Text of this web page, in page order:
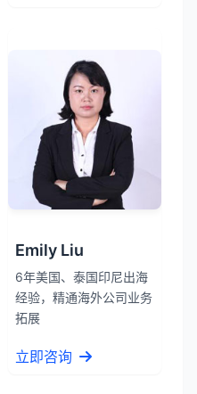
Emily Liu
6年美国、泰国印尼出海
经验，精通海外公司业务
拓展
立即咨询